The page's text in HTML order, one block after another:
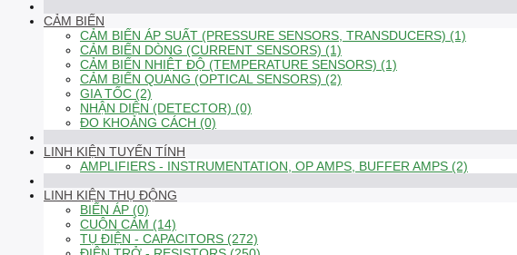
CẢM BIẾN
CẢM BIẾN ÁP SUẤT (PRESSURE SENSORS, TRANSDUCERS) (1)
CẢM BIẾN DÒNG (CURRENT SENSORS) (1)
CẢM BIẾN NHIỆT ĐỘ (TEMPERATURE SENSORS) (1)
CẢM BIẾN QUANG (OPTICAL SENSORS) (2)
GIA TỐC (2)
NHẬN DIỆN (DETECTOR) (0)
ĐO KHOẢNG CÁCH (0)
LINH KIỆN TUYẾN TÍNH
AMPLIFIERS - INSTRUMENTATION, OP AMPS, BUFFER AMPS (2)
LINH KIỆN THỤ ĐỘNG
BIẾN ÁP (0)
CUỘN CẢM (14)
TỤ ĐIỆN - CAPACITORS (272)